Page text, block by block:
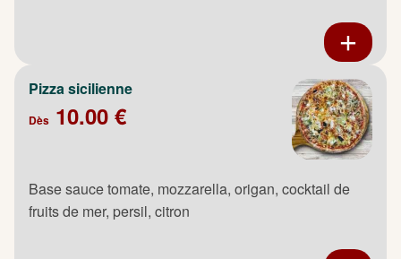
Pizza sicilienne
Dès 10.00 €
Base sauce tomate, mozzarella, origan, cocktail de
fruits de mer, persil, citron